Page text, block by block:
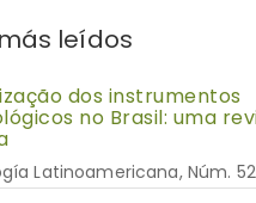
leídos
dos instrumentos
no Brasil: uma
Latinoamericana, Núm. 52